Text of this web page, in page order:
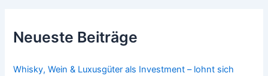
Neueste Beiträge
Whisky, Wein & Luxusgüter als Investment – lohnt sich